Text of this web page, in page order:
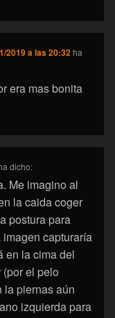
2019 a las 20:32 ha
era mas bonita
dicho:
Me imagino al
la caida coger
postura para
capturaría
en la cima del
el pelo
la piernas aún
izquierda para